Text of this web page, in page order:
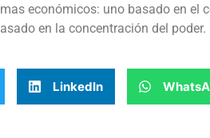
económicos: uno basado en el
en la concentración del
LinkedIn